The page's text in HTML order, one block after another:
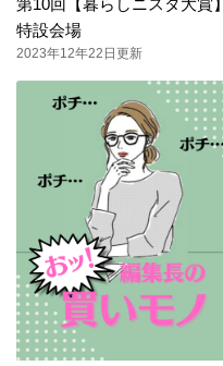
特設会場
2023年12年22日更新